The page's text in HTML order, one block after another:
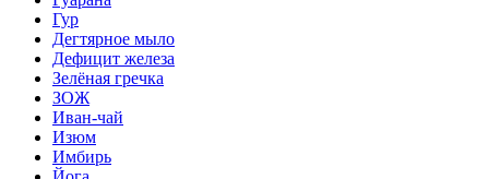
Гур
Дегтярное мыло
Дефицит железа
Зелёная гречка
ЗОЖ
Иван-чай
Изюм
Имбирь